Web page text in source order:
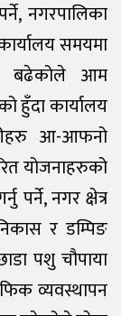
नगरपालिका
समयमा
बढेकोले आम
हुँदा कार्यालय
आ-आफनो
योजनाहरुको
पर्ने, नगर क्षेत्र
र डम्पिङ
पशु चौपाया
व्यवस्थापन